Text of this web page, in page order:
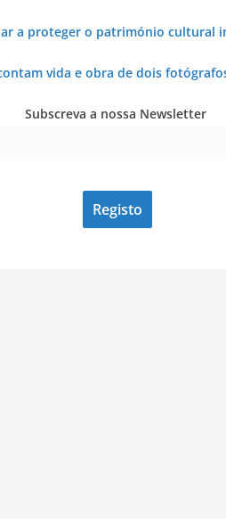
a proteger o património cultural
vida e obra de dois
Subscreva a nossa Newsletter